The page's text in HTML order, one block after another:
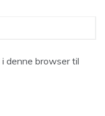
denne browser til